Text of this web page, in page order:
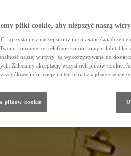
pliki cookie, aby ulepszyć naszą
korzystanie z naszej strony i usprawnić
komputerze, telefonie komórkowym lub
naszej witryny. Są wykorzystywane do
Zalecamy akceptację wszystkich plików cookie.
informacje na ten temat znajdziesz w naszej
plików cookie